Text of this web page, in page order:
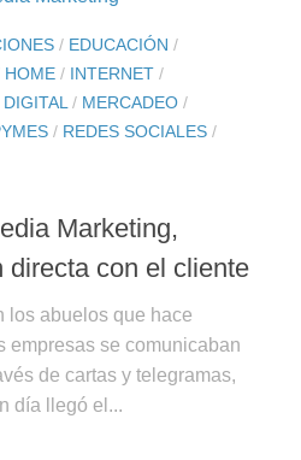
/ EDUCACIÓN /
HOME / INTERNET /
/ MERCADEO /
/ REDES SOCIALES /
Marketing,
directa con el cliente
los abuelos que hace
se comunicaban
de cartas y telegramas,
día llegó el...